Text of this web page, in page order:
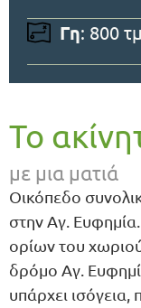
Γη: 800 τμ
Το
με μια ματιά
Οικόπεδο
στην Αγ.
ορίων του
δρόμο Αγ.
υπάρχει ισόγεια,